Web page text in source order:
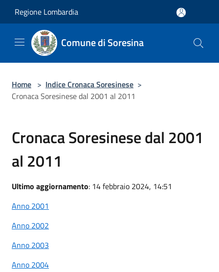
Regione Lombardia
Comune di Soresina
Home > Indice Cronaca Soresinese >
Cronaca Soresinese dal 2001 al 2011
Cronaca Soresinese dal 2001
al 2011
Ultimo aggiornamento: 14 febbraio 2024, 14:51
Anno 2001
Anno 2002
Anno 2003
Anno 2004